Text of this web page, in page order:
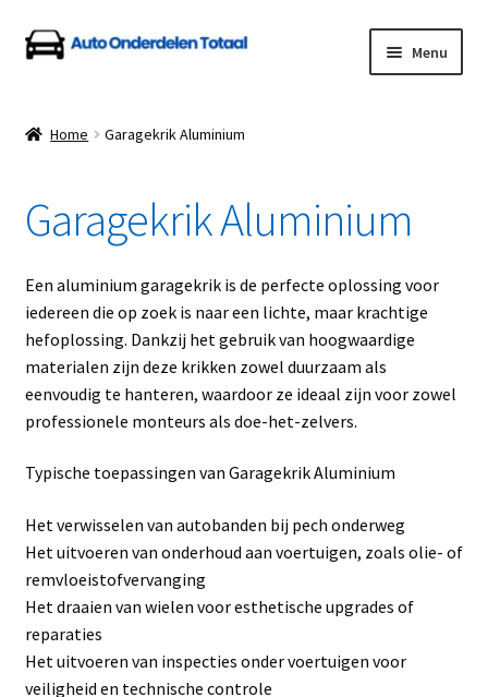
Ga
door
navigatie
Ga
naar
inhoud
Menu
Auto Onderdelen Shop
Betalen en Verzenden
Blog
Contact
Over Ons
Overzicht
Home Garagekrik Aluminium
Garagekrik Aluminium
Een aluminium garagekrik is de perfecte oplossing voor
iedereen die op zoek is naar een lichte, maar krachtige
hefoplossing. Dankzij het gebruik van hoogwaardige
materialen zijn deze krikken zowel duurzaam als
eenvoudig te hanteren, waardoor ze ideaal zijn voor zowel
professionele monteurs als doe-het-zelvers.
Typische toepassingen van Garagekrik Aluminium
Het verwisselen van autobanden bij pech onderweg
Het uitvoeren van onderhoud aan voertuigen, zoals olie- of
remvloeistofvervanging
Het draaien van wielen voor esthetische upgrades of
reparaties
Het uitvoeren van inspecties onder voertuigen voor
veiligheid en technische controle